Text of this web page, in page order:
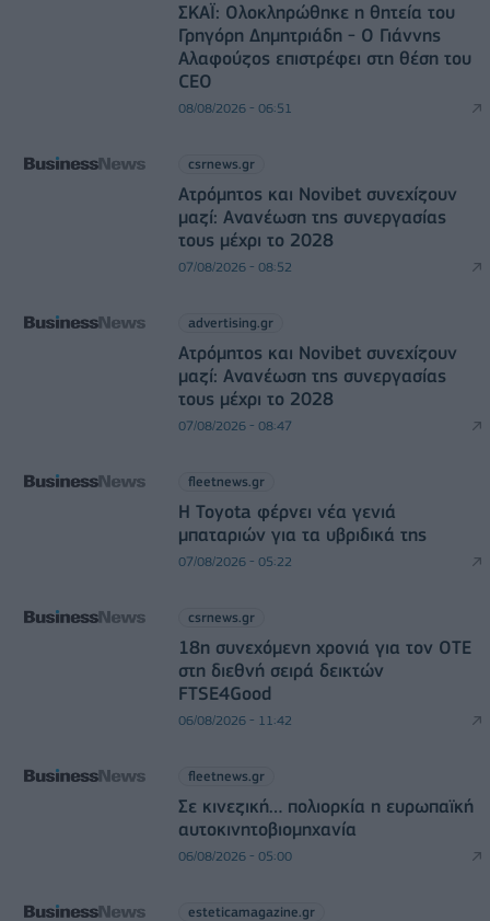
ΣΚΑΪ: Ολοκληρώθηκε η θητεία του
Γρηγόρη Δημητριάδη - Ο Γιάννης
Αλαφούζος επιστρέφει στη θέση του
CEO
08/08/2026 - 06:51
csrnews.gr
Ατρόμητος και Novibet συνεχίζουν
μαζί: Ανανέωση της συνεργασίας
τους μέχρι το 2028
07/08/2026 - 08:52
advertising.gr
Ατρόμητος και Novibet συνεχίζουν
μαζί: Ανανέωση της συνεργασίας
τους μέχρι το 2028
07/08/2026 - 08:47
fleetnews.gr
Η Toyota φέρνει νέα γενιά
μπαταριών για τα υβριδικά της
07/08/2026 - 05:22
csrnews.gr
18η συνεχόμενη χρονιά για τον ΟΤΕ
στη διεθνή σειρά δεικτών
FTSE4Good
06/08/2026 - 11:42
fleetnews.gr
Σε κινεζική… πολιορκία η ευρωπαϊκή
αυτοκινητοβιομηχανία
06/08/2026 - 05:00
esteticamagazine.gr